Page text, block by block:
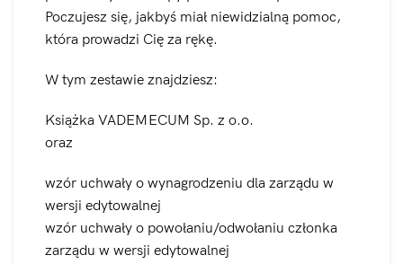
Poczujesz się, jakbyś miał niewidzialną pomoc,
która prowadzi Cię za rękę.
W tym zestawie znajdziesz:
Książka VADEMECUM Sp. z o.o.
oraz
wzór uchwały o wynagrodzeniu dla zarządu w
wersji edytowalnej
wzór uchwały o powołaniu/odwołaniu członka
zarządu w wersji edytowalnej